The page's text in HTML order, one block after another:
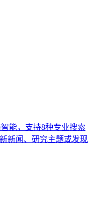
能，支持8种专业搜索
新闻、研究主题或发现